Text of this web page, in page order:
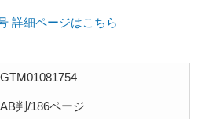
詳細ページはこちら
GTM01081754
AB判/186ページ